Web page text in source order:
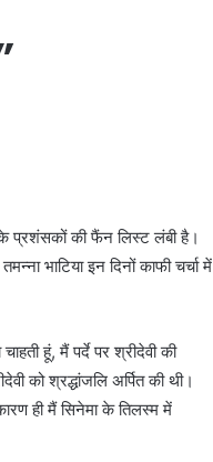
प्रशंसकों की फैंन लिस्ट लंबी है।
भाटिया इन दिनों काफी चर्चा में
हूं, मैं पर्दे पर श्रीदेवी की
को श्रद्धांजलि अर्पित की थी।
ही मैं सिनेमा के तिलस्म में